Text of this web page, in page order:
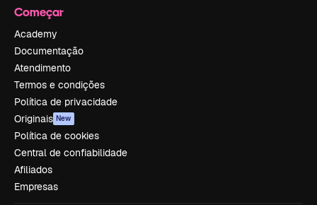
Começar
Academy
Documentação
Atendimento
Termos e condições
Política de privacidade
Originais New
Política de cookies
Central de confiabilidade
Afiliados
Empresas